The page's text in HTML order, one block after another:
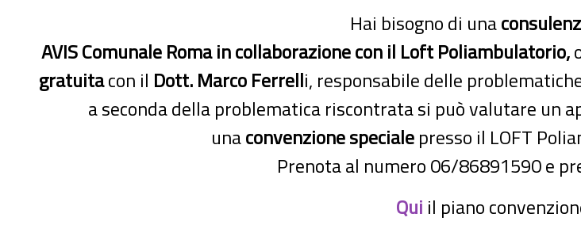
Hai bisogno di una
AVIS Comunale Roma in collaborazione con il Loft Poliambulatorio,
gratuitacon il Dott. Marco Ferrelli, responsabile delle
a seconda della problematica riscontrata si può valutare un
unaconvenzione specialepresso il LOFT
Prenota al numero 06/86891590 e
Qui il piano